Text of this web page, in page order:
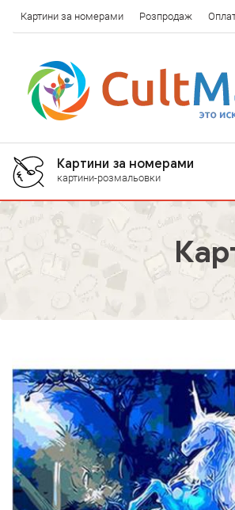
Картини за номерами Розпродаж
Картини за номерами
картини-розмальовки